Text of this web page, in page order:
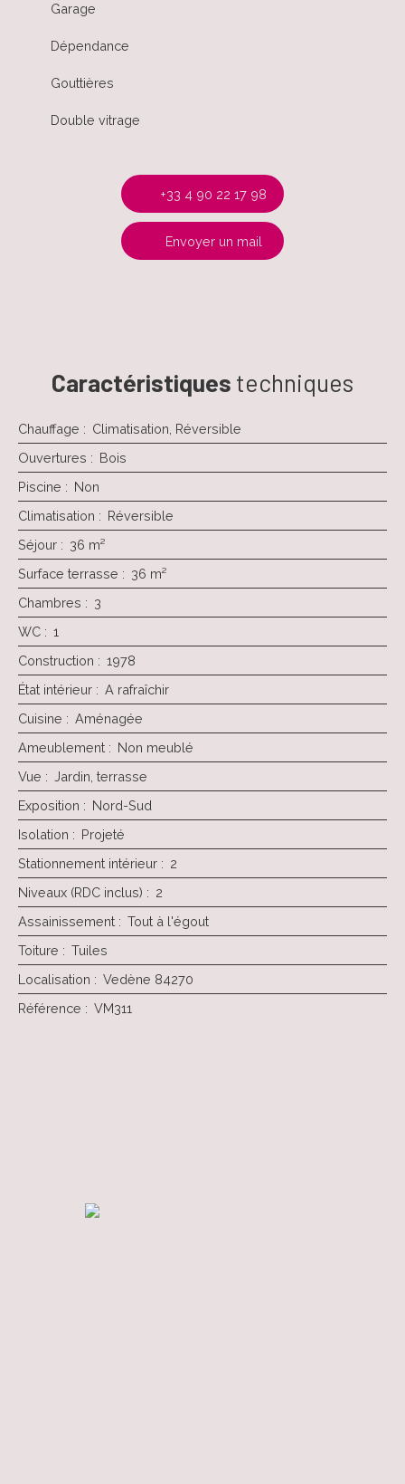
Garage
Dépendance
Gouttières
Double vitrage
+33 4 90 22 17 98
Envoyer un mail
Caractéristiques techniques
Chauffage : Climatisation, Réversible
Ouvertures : Bois
Piscine : Non
Climatisation : Réversible
Séjour : 36 m²
Surface terrasse : 36 m²
Chambres : 3
WC : 1
Construction : 1978
État intérieur : A rafraîchir
Cuisine : Aménagée
Ameublement : Non meublé
Vue : Jardin, terrasse
Exposition : Nord-Sud
Isolation : Projeté
Stationnement intérieur : 2
Niveaux (RDC inclus) : 2
Assainissement : Tout à l'égout
Toiture : Tuiles
Localisation : Vedène 84270
Référence : VM311